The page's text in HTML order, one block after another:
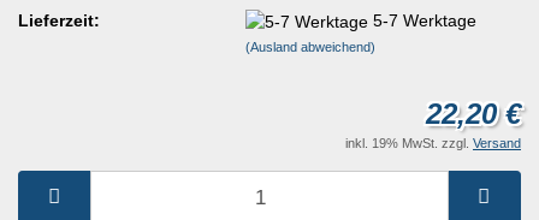
Lieferzeit:
5-7 Werktage
(Ausland abweichend)
22,20 €
inkl. 19% MwSt. zzgl. Versand